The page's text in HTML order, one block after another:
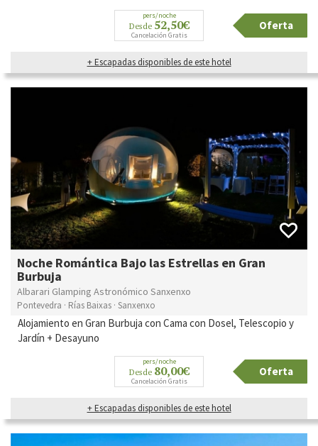
pers/noche
Desde 52,50€
Cancelación Gratis
Oferta
+ Escapadas disponibles de este hotel
Noche Romántica Bajo las Estrellas en Gran
Burbuja
Albarari Glamping Astronómico Sanxenxo
Pontevedra · Rías Baixas · Sanxenxo
Alojamiento en Gran Burbuja con Cama con Dosel, Telescopio y
Jardín + Desayuno
pers/noche
Desde 80,00€
Cancelación Gratis
Oferta
+ Escapadas disponibles de este hotel